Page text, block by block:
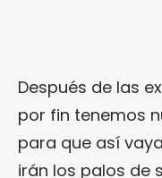
Después de las
por fin tenemos
para que así
irán los palos de